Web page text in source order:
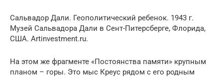
Сальвадор Дали. Геополитический ребенок. 1943 г.
Музей Сальвадора Дали в Сент-Питерсберге, Флорида,
США. Artinvestment.ru.
На этом же фрагменте «Постоянства памяти» крупным
планом – горы. Это мыс Креус рядом с его родным